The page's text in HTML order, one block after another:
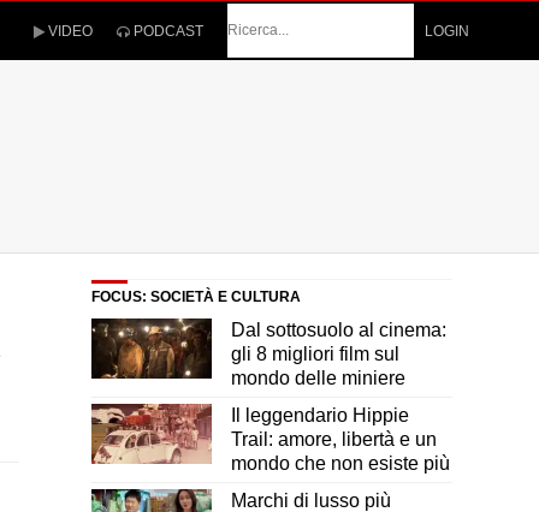
VIDEO PODCAST
LOGIN
FOCUS: SOCIETÀ E CULTURA
Dal sottosuolo al cinema:
gli 8 migliori film sul
mondo delle miniere
Il leggendario Hippie
Trail: amore, libertà e un
mondo che non esiste più
Marchi di lusso più